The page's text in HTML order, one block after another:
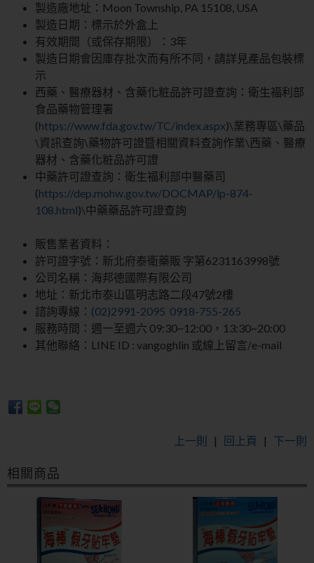
製造廠地址：Moon Township, PA 15108, USA
製造日期：標示於外盒上
有效期間（或保存期限）：3年
製造日期會因庫存批次而有所不同，請詳見產品包裝標
示
西藥、醫療器材、含藥化粧品許可證查詢：衛生福利部
食品藥物管理署
(https://www.fda.gov.tw/TC/index.aspx)\業務專區\藥品
\資訊查詢\藥物許可證暨相關資料查詢作業\西藥、醫療
器材、含藥化粧品許可證
中藥許可證查詢：衛生福利部中醫藥司
(https://dep.mohw.gov.tw/DOCMAP/lp-874-
108.html)\中藥藥品許可證查詢
販售業者資料：
許可證字號：新北府泰衛藥販 字第6231163998號
公司名稱：海邦德國際有限公司
地址：新北市泰山區明志路二段47號2樓
諮詢專線： (02)2991-2095 0918-755-265
服務時間：週一至週六 09:30~12:00，13:30~20:00
其他聯絡：LINE ID : vangoghlin 或線上留言/e-mail
上一則 | 回上頁 | 下一則
相關商品